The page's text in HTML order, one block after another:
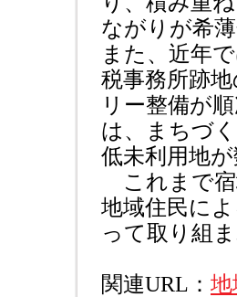
ながりが希
また、近年
税事務所跡
リー整備が
は、まちづ
低未利用地
これまで宿
地域住民に
って取り組
関連URL：